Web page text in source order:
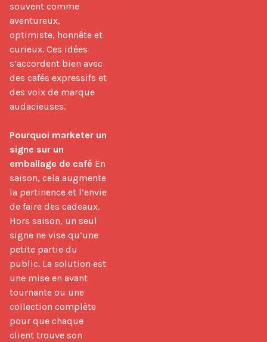
souvent comme
aventureux,
optimiste, honnête et
curieux. Ces idées
s’accordent bien avec
des cafés expressifs et
des voix de marque
audacieuses.
Pourquoi marketer un
signe sur un
emballage de café En
saison, cela augmente
la pertinence et l’envie
de faire des cadeaux.
Hors saison, un seul
signe ne vise qu’une
petite partie du
public. La solution est
une mise en avant
tournante ou une
collection complète
pour que chaque
client trouve son